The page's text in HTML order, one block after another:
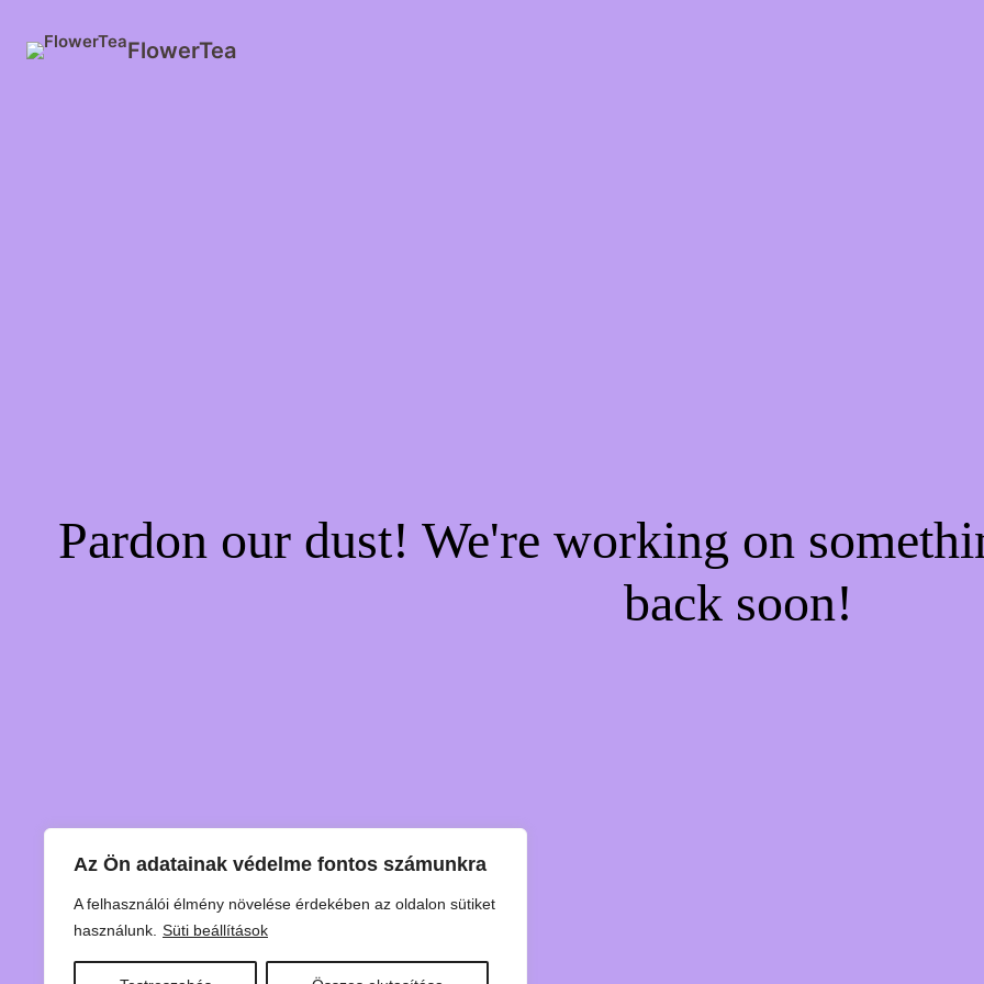
Az Ön adatainak védelme fontos számunkra
A felhasználói élmény növelése érdekében az oldalon sütiket
használunk. Süti beállítások
FlowerTea
Pardon our dust! We're working on
back soon!